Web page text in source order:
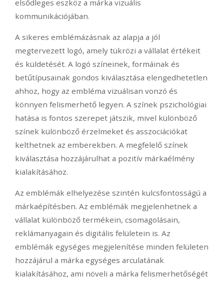
elsődleges eszköz a márka vizuális
kommunikációjában.
A sikeres emblémázásnak az alapja a jól
megtervezett logó, amely tükrözi a vállalat értékeit
és küldetését. A logó színeinek, formáinak és
betűtípusainak gondos kiválasztása elengedhetetlen
ahhoz, hogy az embléma vizuálisan vonzó és
könnyen felismerhető legyen. A színek pszichológiai
hatása is fontos szerepet játszik, mivel különböző
színek különböző érzelmeket és asszociációkat
kelthetnek az emberekben. A megfelelő színek
kiválasztása hozzájárulhat a pozitív márkaélmény
kialakításához.
Az emblémák elhelyezése szintén kulcsfontosságú a
márkaépítésben. Az emblémák megjelenhetnek a
vállalat különböző termékein, csomagolásain,
reklámanyagain és digitális felületein is. Az
emblémák egységes megjelenítése minden felületen
hozzájárul a márka egységes arculatának
kialakításához, ami növeli a márka felismerhetőségét